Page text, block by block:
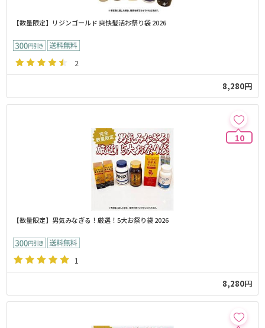
【数量限定】リジンゴールド 爽快髪活お祭り袋 2026
2
8,280円
10
【数量限定】男気みなぎる！厳選！5大お祭り袋 2026
1
8,280円